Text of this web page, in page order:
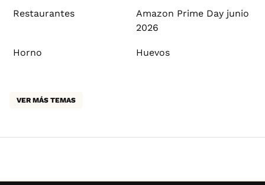
Restaurantes
Amazon Prime Day junio
2026
Horno Huevos
VER MÁS TEMAS